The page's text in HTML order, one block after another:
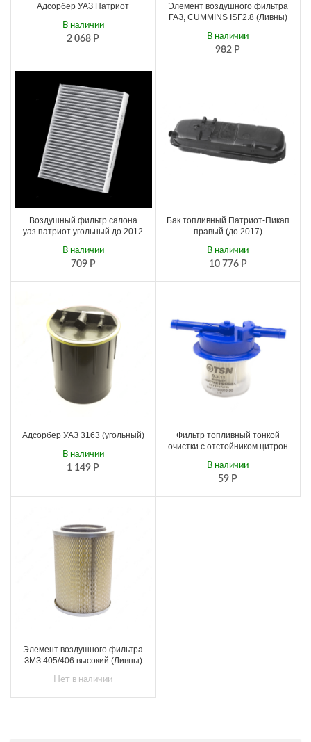
Адсорбер УАЗ Патриот
2 068 Р
В наличии
Элемент воздушного фильтра
ГАЗ, CUMMINS ISF2.8 (Ливны)
982 Р
В наличии
Воздушный фильтр салона
уаз патриот угольный до 2012
709 Р
В наличии
Бак топливный Патриот-Пикап
правый (до 2017)
10 776 Р
В наличии
Адсорбер УАЗ 3163 (угольный)
1 149 Р
В наличии
Фильтр топливный тонкой
очистки c отстойником цитрон
59 Р
В наличии
Элемент воздушного фильтра
ЗМЗ 405/406 высокий (Ливны)
Нет в наличии